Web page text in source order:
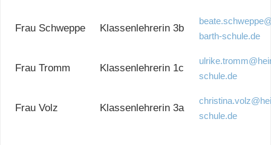
Frau Schweppe Klassenlehrerin 3b
barth-schule.de
Frau Tromm Klassenlehrerin 1c
schule.de
Frau Volz Klassenlehrerin 3a
schule.de